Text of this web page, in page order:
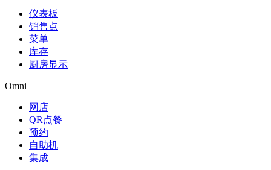
仪表板
销售点
菜单
库存
厨房显示
Omni
网店
QR点餐
预约
自助机
集成